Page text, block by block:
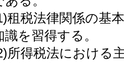
税法律関係の基
識を習得する。
得税法における